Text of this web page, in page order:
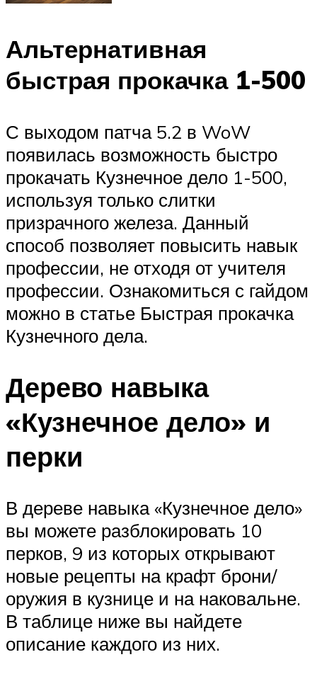
Альтернативная
быстрая прокачка 1-500
С выходом патча 5.2 в WoW
появилась возможность быстро
прокачать Кузнечное дело 1-500,
используя только слитки
призрачного железа. Данный
способ позволяет повысить навык
профессии, не отходя от учителя
профессии. Ознакомиться с гайдом
можно в статье Быстрая прокачка
Кузнечного дела.
Дерево навыка
«Кузнечное дело» и
перки
В дереве навыка «Кузнечное дело»
вы можете разблокировать 10
перков, 9 из которых открывают
новые рецепты на крафт брони/
оружия в кузнице и на наковальне.
В таблице ниже вы найдете
описание каждого из них.